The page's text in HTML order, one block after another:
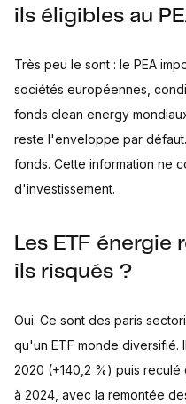
ils éligibles au
Très peu le sont : le PEA
sociétés européennes,
fonds clean energy
reste l'enveloppe par
fonds. Cette information ne
d'investissement.
Les ETF
ils risqués ?
Oui. Ce sont des paris
qu'un ETF monde diversifié.
2020 (+140,2 %) puis reculé
à 2024, avec la remontée